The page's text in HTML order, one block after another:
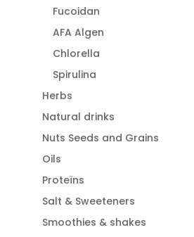
Fucoidan
AFA Algen
Chlorella
Spirulina
Herbs
Natural drinks
Nuts Seeds and Grains
Oils
Proteïns
Salt & Sweeteners
Smoothies & shakes